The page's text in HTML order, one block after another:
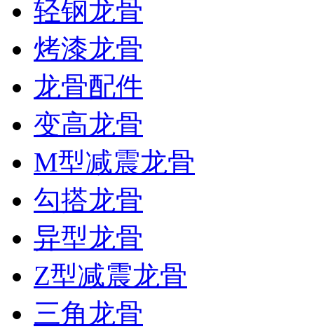
轻钢龙骨
烤漆龙骨
龙骨配件
变高龙骨
M型减震龙骨
勾搭龙骨
异型龙骨
Z型减震龙骨
三角龙骨